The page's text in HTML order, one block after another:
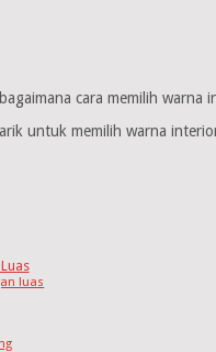
cara memilih
untuk memilih warna
luas